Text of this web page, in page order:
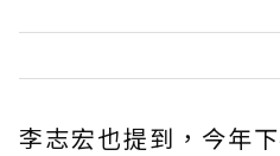
李志宏也提到，今年